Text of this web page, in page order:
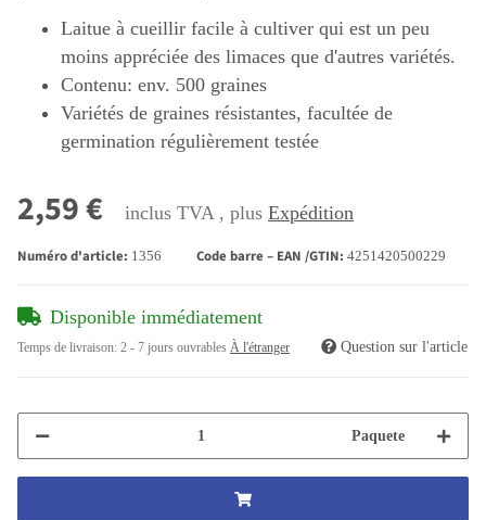
Laitue à cueillir facile à cultiver qui est un peu
moins appréciée des limaces que d'autres variétés.
Contenu: env. 500 graines
Variétés de graines résistantes, facultée de
germination régulièrement testée
2,59 € inclus TVA , plus Expédition
Numéro d'article: 1356 Code barre – EAN /GTIN: 4251420500229
Disponible immédiatement
Temps de livraison: 2 - 7 jours ouvrables À l'étranger Question sur l'article
Paquete